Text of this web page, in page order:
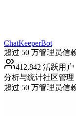
ChatKeeperBot
超过 50 万管理员信
412,842 活跃用户
分析与统计社区管理
超过 50 万管理员信